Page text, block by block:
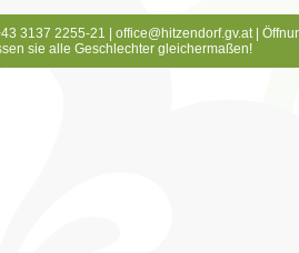
3137 2255-21 | office@hitzendorf.gv.at|
sie alle Geschlechter gleichermaßen!